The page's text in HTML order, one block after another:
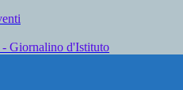
Giornalino d'Istituto